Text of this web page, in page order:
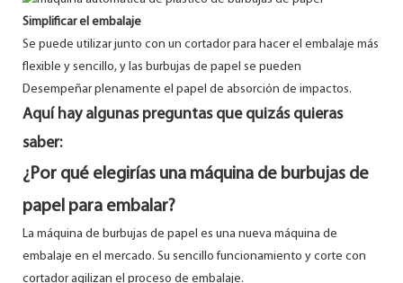
Simplificar el embalaje
Se puede utilizar junto con un cortador para hacer el embalaje más
flexible y sencillo, y las burbujas de papel se pueden
Desempeñar plenamente el papel de absorción de impactos.
Aquí hay algunas preguntas que quizás quieras
saber:
¿Por qué elegirías una máquina de burbujas de
papel para embalar?
La máquina de burbujas de papel es una nueva máquina de
embalaje en el mercado. Su sencillo funcionamiento y corte con
cortador agilizan el proceso de embalaje.